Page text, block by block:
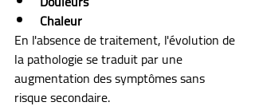
Chaleur
En l'absence de traitement, l'évolution de
la pathologie se traduit par une
augmentation des symptômes sans
risque secondaire.